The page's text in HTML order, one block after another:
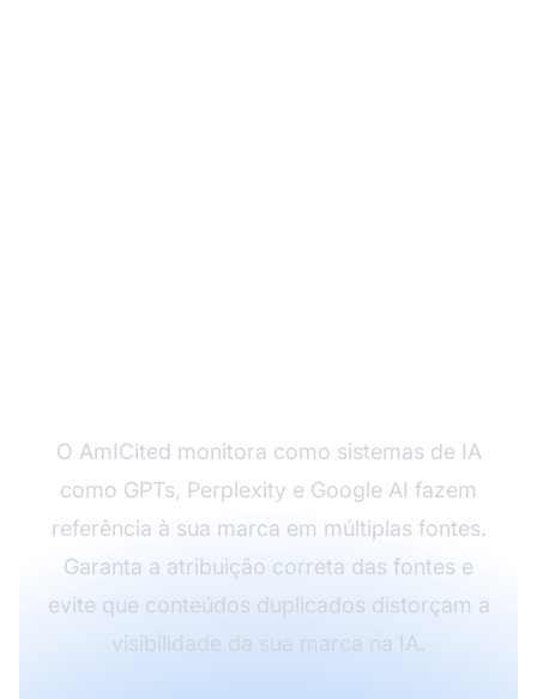
O AmICited monitora como sistemas de IA
como GPTs, Perplexity e Google AI fazem
referência à sua marca em múltiplas fontes.
Garanta a atribuição correta das fontes e
evite que conteúdos duplicados distorçam a
visibilidade da sua marca na IA.